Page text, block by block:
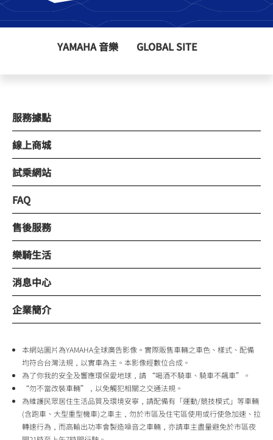
YAMAHA 音樂 GLOBAL SITE
服務據點
線上商城
試乘網站
FAQ
售後服務
樂騎生活
消息中心
企業簡介
本網站圖片為YAMAHA全球廣告影像。實際販售車輛之車色、樣式、配備
均符合台灣法規，以實車為主。本影像經數位合成。
為了你我的安全及響應環保愛地球，請 “喝酒不騎車、騎車不飆車”。
“勿不當改裝車輛”，以免觸犯相關之交通法規。
為維護民眾居住生活品質及環境安寧，請配備有「運動/競技模式」等車輛
(含跑車、大型重型機車)之車主，勿於市區及住宅區使用或行使急加速、拉
轉速行為，而高輸出功率會製造噪音之車輛，亦請車主盡量避免於市區夜